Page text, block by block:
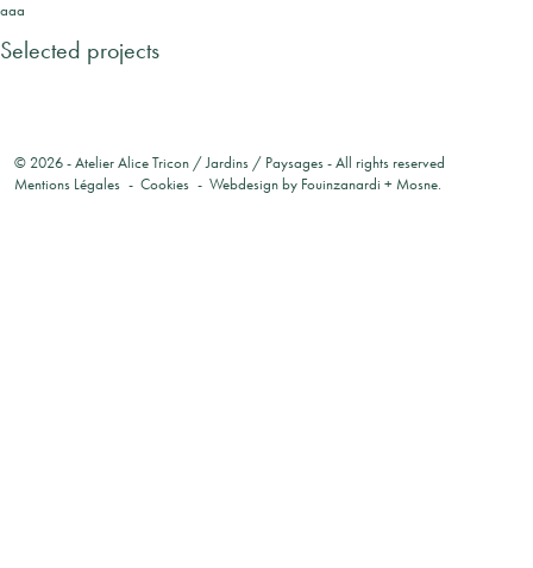
aaa
Selected projects
© 2026 -Atelier Alice Tricon / Jardins / Paysages- All rights reserved
Mentions Légales
Cookies Webdesign by Fouinzanardi + Mosne.